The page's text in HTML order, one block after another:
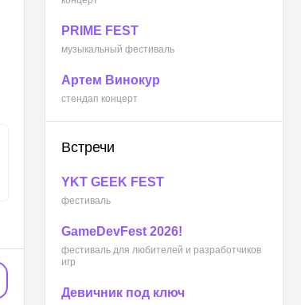
PRIME FEST
музыкальный фестиваль
Артем Винокур
стендап концерт
Встречи
YKT GEEK FEST
фестиваль
GameDevFest 2026!
фестиваль для любителей и разработчиков
игр
Девичник под ключ